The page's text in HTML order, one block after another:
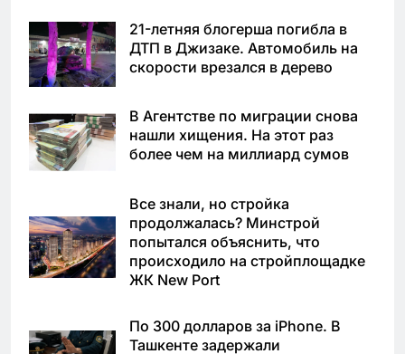
21-летняя блогерша погибла в
ДТП в Джизаке. Автомобиль на
скорости врезался в дерево
В Агентстве по миграции снова
нашли хищения. На этот раз
более чем на миллиард сумов
Все знали, но стройка
продолжалась? Минстрой
попытался объяснить, что
происходило на стройплощадке
ЖК New Port
По 300 долларов за iPhone. В
Ташкенте задержали